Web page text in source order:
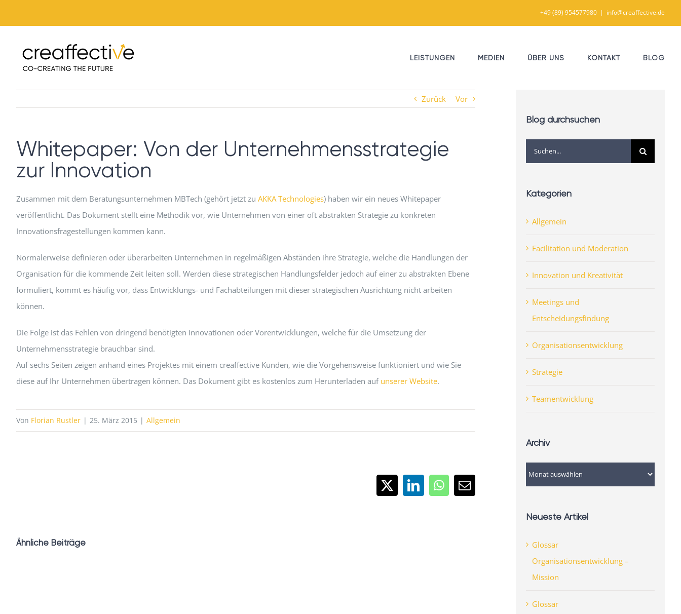
Inhalt
+49 (89) 954577980 | info@creaffective.de
LEISTUNGEN MEDIEN ÜBER UNS KONTAKT BLOG
Zurück Vor
Whitepaper: Von der Unternehmensstra­tegie
zur Innovation
Zusammen mit dem Beratungsunternehmen MBTech (gehört jetzt zu AKKA Technologies) haben wir ein neues Whitepaper
veröffentlicht. Das Dokument stellt eine Methodik vor, wie Unternehmen von einer oft abstrakten Strategie zu konkreten
Innovationsfragestellungen kommen kann.
Normalerweise definieren oder überarbeiten Unternehmen in regelmäßigen Abständen ihre Strategie, welche die Handlungen der
Organisation für die kommende Zeit leiten soll. Werden diese strategischen Handlungsfelder jedoch auf einer zu abstrakten Ebene
formuliert, kommt es häufig vor, dass Entwicklungs- und Fachabteilungen mit dieser strategischen Ausrichtung nicht arbeiten
können.
Die Folge ist das Fehlen von dringend benötigten Innovationen oder Vorentwicklungen, welche für die Umsetzung der
Unternehmensstrategie brauchbar sind.
Auf sechs Seiten zeigen anhand eines Projektes mit einem creaffective Kunden, wie die Vorgehensweise funktioniert und wie Sie
diese auf Ihr Unternehmen übertragen können. Das Dokument gibt es kostenlos zum Herunterladen auf unserer Website.
Von Florian Rustler | 25. März 2015 | Allgemein
X LinkedInWhatsApp
E-
Ähnliche Beiträge
Blog durchsuchen
Suche
nach:
Kategorien
Allgemein
Facilitation und Moderation
Innovation und Kreativität
Meetings und
Entscheidungsfindung
Organisationsentwicklung
Strategie
Teamentwicklung
Archiv
Archiv
Neueste Artikel
Glossar
Organisationsentwicklung –
Mission
Glossar